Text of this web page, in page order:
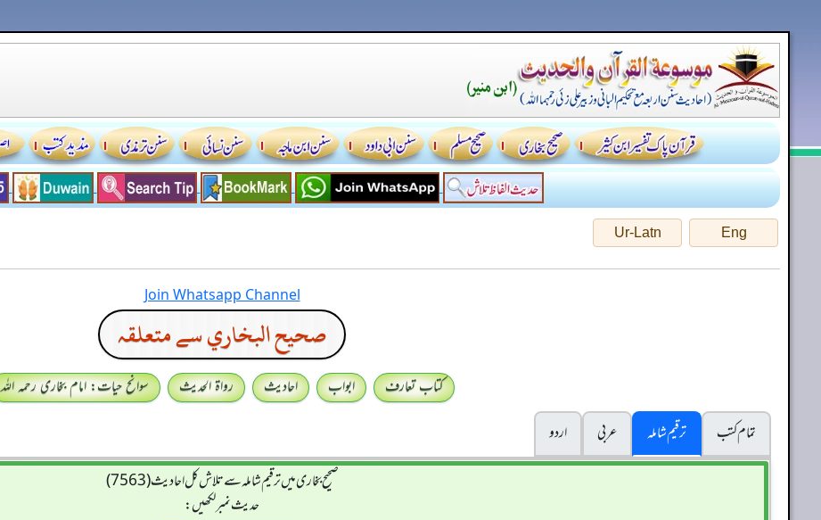
Eng
Ur-Latn
Join Whatsapp Channel
صحيح البخاري سے متعلقہ
کتاب تعارف ابواب احادیث رواۃ الحدیث
سوانح حیات: امام بخاری رحمہ اللہ
تمام کتب
ترقیم شاملہ عربی
اردو
صحیح بخاری میں ترقیم شاملہ سے تلاش کل احادیث (7563)
حدیث نمبر لکھیں: